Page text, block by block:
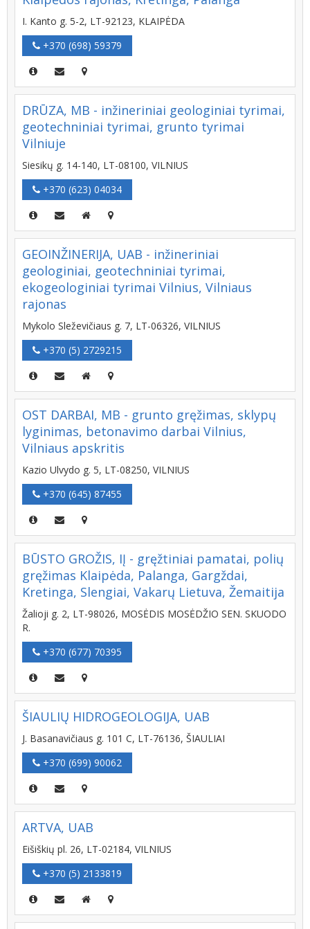
I. Kanto g. 5-2, LT-92123, KLAIPĖDA
+370 (698) 59379
DRŪZA, MB - inžineriniai geologiniai tyrimai,
geotechniniai tyrimai, grunto tyrimai
Vilniuje
Siesikų g. 14-140, LT-08100, VILNIUS
+370 (623) 04034
GEOINŽINERIJA, UAB - inžineriniai
geologiniai, geotechniniai tyrimai,
ekogeologiniai tyrimai Vilnius, Vilniaus
rajonas
Mykolo Sleževičiaus g. 7, LT-06326, VILNIUS
+370 (5) 2729215
OST DARBAI, MB - grunto gręžimas, sklypų
lyginimas, betonavimo darbai Vilnius,
Vilniaus apskritis
Kazio Ulvydo g. 5, LT-08250, VILNIUS
+370 (645) 87455
BŪSTO GROŽIS, IĮ - gręžtiniai pamatai, polių
gręžimas Klaipėda, Palanga, Gargždai,
Kretinga, Slengiai, Vakarų Lietuva, Žemaitija
Žalioji g. 2, LT-98026, MOSĖDIS MOSĖDŽIO SEN. SKUODO
R.
+370 (677) 70395
ŠIAULIŲ HIDROGEOLOGIJA, UAB
J. Basanavičiaus g. 101 C, LT-76136, ŠIAULIAI
+370 (699) 90062
ARTVA, UAB
Eišiškių pl. 26, LT-02184, VILNIUS
+370 (5) 2133819